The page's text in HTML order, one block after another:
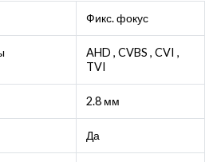
Фикс. фокус
AHD , CVBS , CVI ,
TVI
2.8 мм
Да